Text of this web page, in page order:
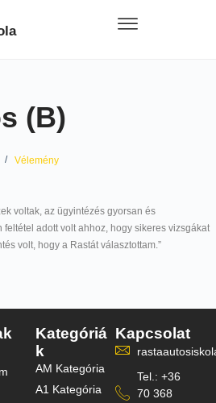
(B)
Vélemény
voltak, az ügyintézés gyorsan és
adott volt ahhoz, hogy sikeres vizsgákat
volt, hogy a Rastát választottam.”
Kategóriá
k
AM Kategória
A1 Kategória
Kapcsolat
Tel.: +36
70 368